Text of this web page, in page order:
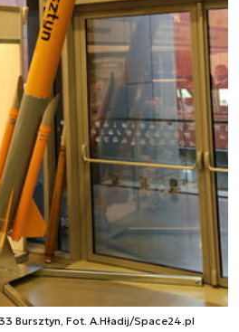
Bursztyn, Fot. A.Hładij/Space24.pl